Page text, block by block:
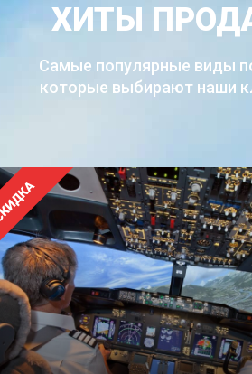
ХИТЫ
Самые популярные виды
которые выбирают наши